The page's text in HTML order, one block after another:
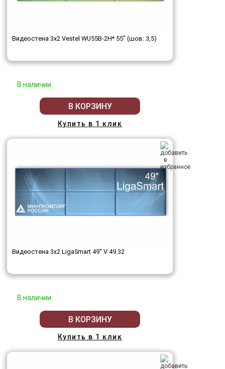
Видеостена 3x2 Vestel WU55B-2H* 55" (шов: 3,5)
В наличии
В КОРЗИНУ
Купить в 1 клик
Видеостена 3x2 LigaSmart 49" V 49.32
В наличии
В КОРЗИНУ
Купить в 1 клик